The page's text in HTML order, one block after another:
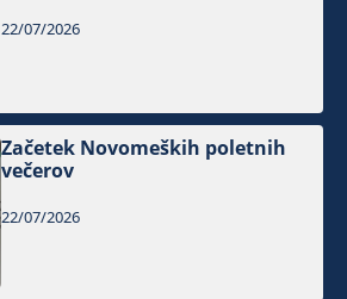
22/07/2026
Začetek Novomeških poletnih
večerov
22/07/2026